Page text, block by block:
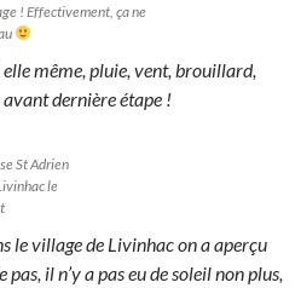
! Effectivement, ça ne
elle même, pluie, vent, brouillard,
dernière étape !
St Adrien
le
le village de Livinhac on a aperçu
pas, il n’y a pas eu de soleil non plus,